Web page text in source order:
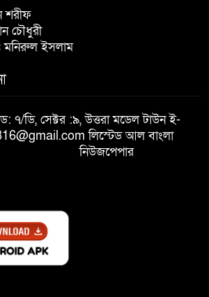
খালেদা জিয়ার শারীরিক অবস্থা এখনো
অনিশ্চিত
বিজয় দিবসে দীঘিনালায় জামায়াতে
ইসলামীর বর্ণাঢ্য র‍্যালি
শরীফ
চৌধুরী
মনিরুল ইসলাম
৭/ডি, সেক্টর :৯, উত্তরা মডেল টাউন ই-
লিস্টেড আল বাংলা
নিউজপেপার